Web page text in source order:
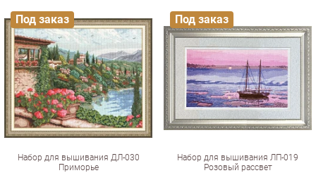
Набор для вышивания ДЛ-030
Приморье
Под заказ
Набор для вышивания ЛП-019
Розовый рассвет
Под заказ